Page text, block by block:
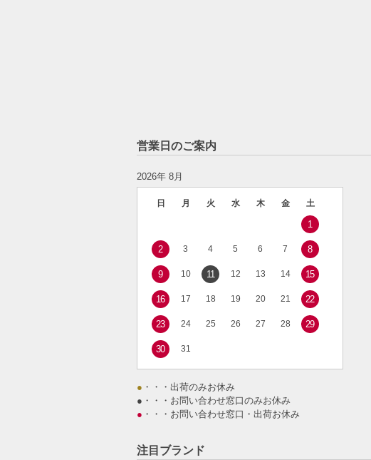
営業日のご案内
2026年 8月
日 月 火 水 木 金 土
1
2 3 4 5 6 7 8
9 10 11 12 13 14 15
16 17 18 19 20 21 22
23 24 25 26 27 28 29
30 31
● ・・・出荷のみお休み
● ・・・お問い合わせ窓口のみお休み
● ・・・お問い合わせ窓口・出荷お休み
注目ブランド